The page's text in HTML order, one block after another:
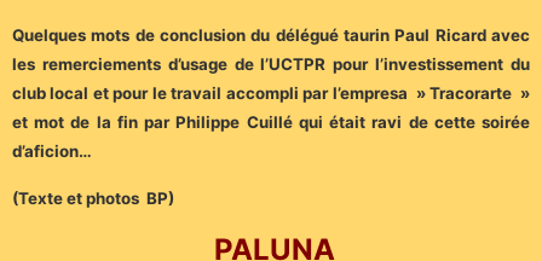
Quelques mots de conclusion du délégué taurin Paul Ricard avec
les remerciements d’usage de l’UCTPR pour l’investissement du
club local et pour le travail accompli par l’empresa » Tracorarte »
et mot de la fin par Philippe Cuillé qui était ravi de cette soirée
d’aficion…
(Texte et photos BP)
PALUNA